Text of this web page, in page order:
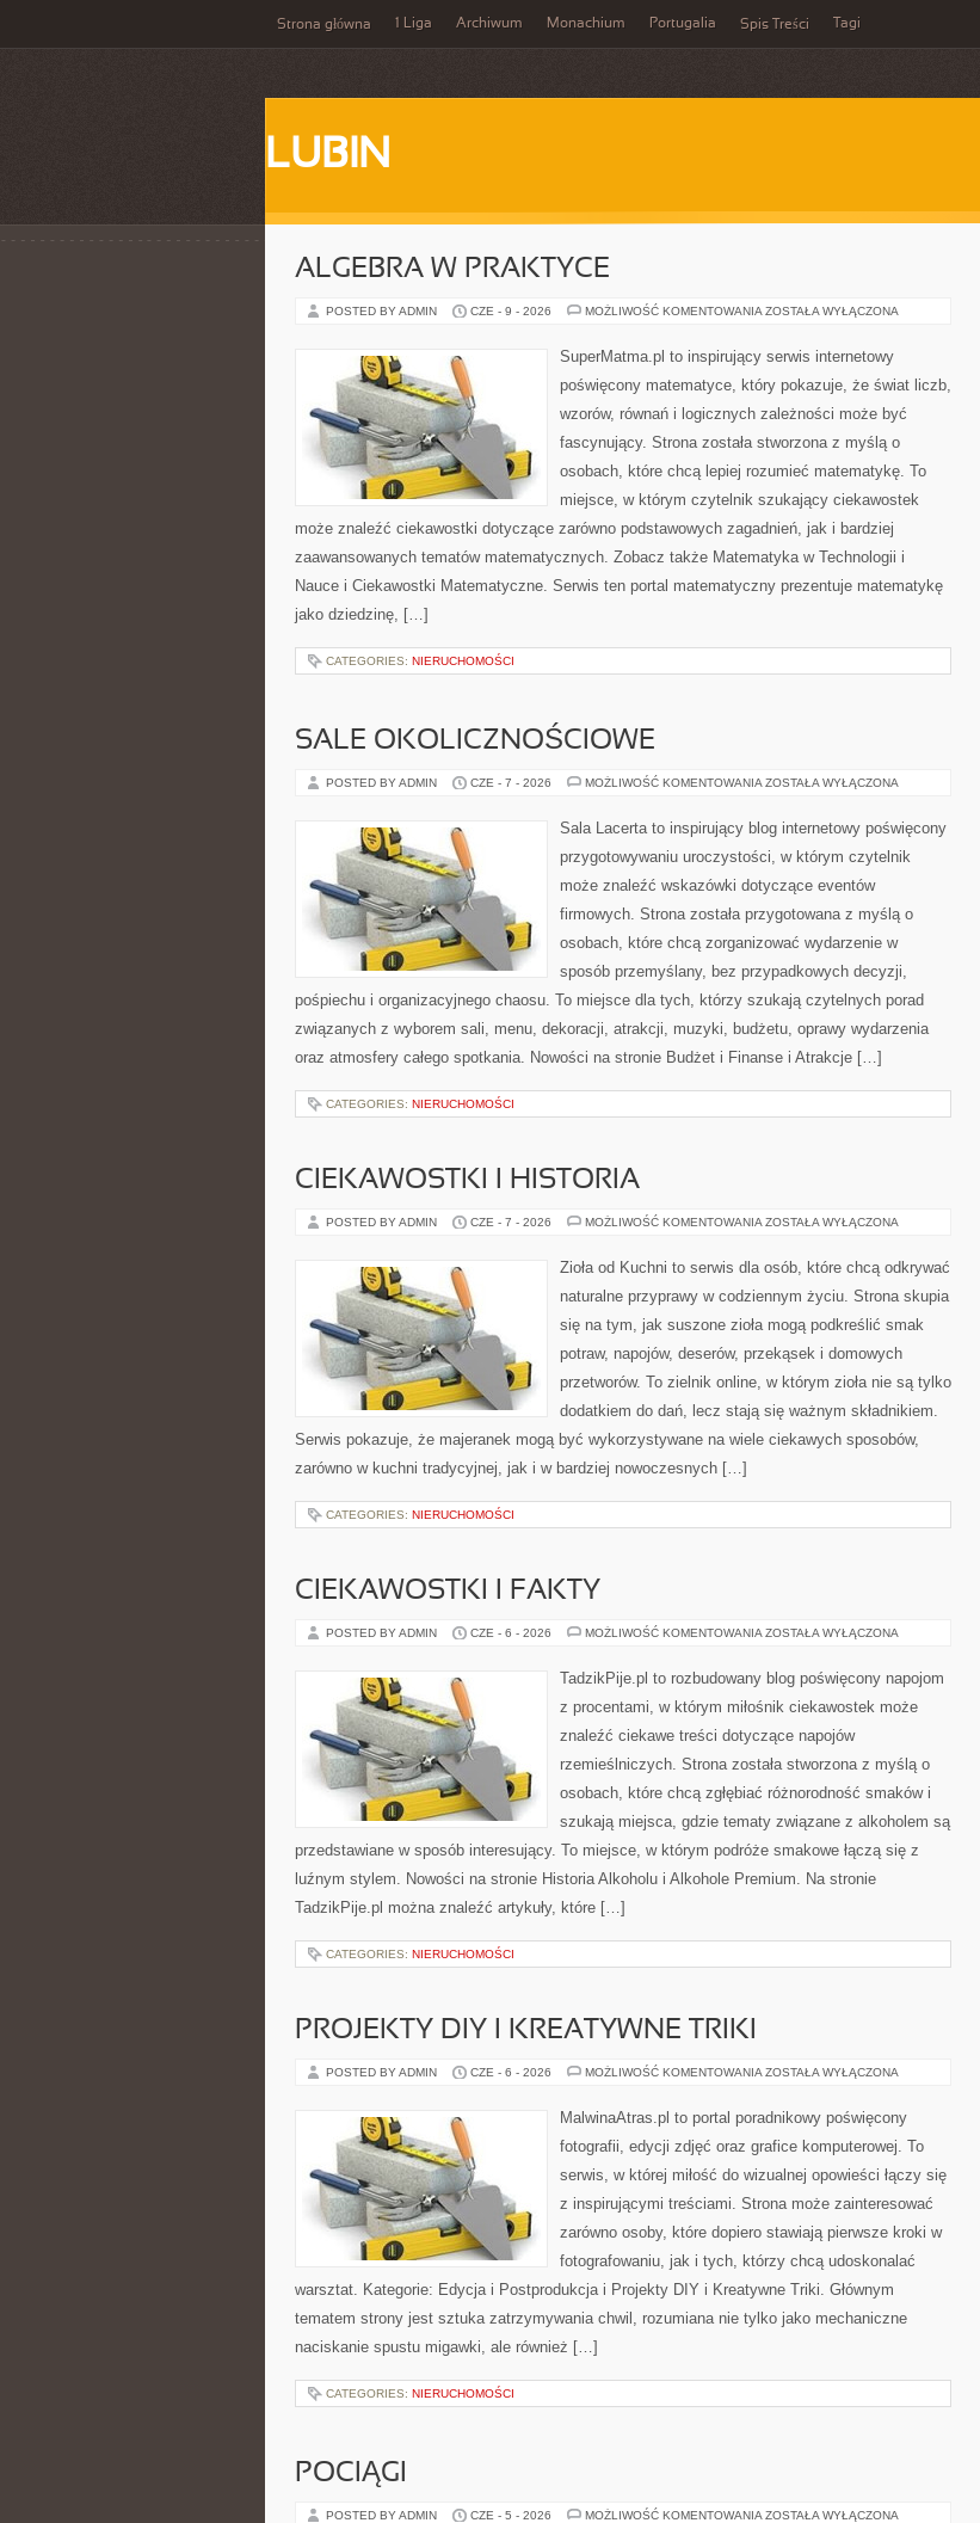
Strona główna 1 Liga Archiwum Monachium Portugalia Spis Treści Tagi
LUBIN
ALGEBRA W PRAKTYCE
POSTED BY ADMIN CZE - 9 - 2026 MOŻLIWOŚĆ KOMENTOWANIA ALGEBRA
ZOSTAŁA WYŁĄCZONA
SuperMatma.pl to inspirujący serwis internetowy
poświęcony matematyce, który pokazuje, że świat liczb,
wzorów, równań i logicznych zależności może być
fascynujący. Strona została stworzona z myślą o
osobach, które chcą lepiej rozumieć matematykę. To
miejsce, w którym czytelnik szukający ciekawostek
może znaleźć ciekawostki dotyczące zarówno podstawowych zagadnień, jak i bardziej
zaawansowanych tematów matematycznych. Zobacz także Matematyka w Technologii i
Nauce i Ciekawostki Matematyczne. Serwis ten portal matematyczny prezentuje matematykę
jako dziedzinę, […]
CATEGORIES: NIERUCHOMOŚCI
SALE OKOLICZNOŚCIOWE
POSTED BY ADMIN CZE - 7 - 2026 MOŻLIWOŚĆ KOMENTOWANIA SALE
ZOSTAŁA WYŁĄCZONA
Sala Lacerta to inspirujący blog internetowy poświęcony
przygotowywaniu uroczystości, w którym czytelnik
może znaleźć wskazówki dotyczące eventów
firmowych. Strona została przygotowana z myślą o
osobach, które chcą zorganizować wydarzenie w
sposób przemyślany, bez przypadkowych decyzji,
pośpiechu i organizacyjnego chaosu. To miejsce dla tych, którzy szukają czytelnych porad
związanych z wyborem sali, menu, dekoracji, atrakcji, muzyki, budżetu, oprawy wydarzenia
oraz atmosfery całego spotkania. Nowości na stronie Budżet i Finanse i Atrakcje […]
CATEGORIES: NIERUCHOMOŚCI
CIEKAWOSTKI I HISTORIA
POSTED BY ADMIN CZE - 7 - 2026 MOŻLIWOŚĆ KOMENTOWANIA CIEKAWOSTKI
ZOSTAŁA WYŁĄCZONA
Zioła od Kuchni to serwis dla osób, które chcą odkrywać
naturalne przyprawy w codziennym życiu. Strona skupia
się na tym, jak suszone zioła mogą podkreślić smak
potraw, napojów, deserów, przekąsek i domowych
przetworów. To zielnik online, w którym zioła nie są tylko
dodatkiem do dań, lecz stają się ważnym składnikiem.
Serwis pokazuje, że majeranek mogą być wykorzystywane na wiele ciekawych sposobów,
zarówno w kuchni tradycyjnej, jak i w bardziej nowoczesnych […]
CATEGORIES: NIERUCHOMOŚCI
CIEKAWOSTKI I FAKTY
POSTED BY ADMIN CZE - 6 - 2026 MOŻLIWOŚĆ KOMENTOWANIA CIEKAWOSTKI
ZOSTAŁA WYŁĄCZONA
TadzikPije.pl to rozbudowany blog poświęcony napojom
z procentami, w którym miłośnik ciekawostek może
znaleźć ciekawe treści dotyczące napojów
rzemieślniczych. Strona została stworzona z myślą o
osobach, które chcą zgłębiać różnorodność smaków i
szukają miejsca, gdzie tematy związane z alkoholem są
przedstawiane w sposób interesujący. To miejsce, w którym podróże smakowe łączą się z
luźnym stylem. Nowości na stronie Historia Alkoholu i Alkohole Premium. Na stronie
TadzikPije.pl można znaleźć artykuły, które […]
CATEGORIES: NIERUCHOMOŚCI
PROJEKTY DIY I KREATYWNE TRIKI
POSTED BY ADMIN CZE - 6 - 2026 MOŻLIWOŚĆ KOMENTOWANIA PROJEKTY
KREATYWNE
TRIKI
ZOSTAŁA WYŁĄCZONA
MalwinaAtras.pl to portal poradnikowy poświęcony
fotografii, edycji zdjęć oraz grafice komputerowej. To
serwis, w której miłość do wizualnej opowieści łączy się
z inspirującymi treściami. Strona może zainteresować
zarówno osoby, które dopiero stawiają pierwsze kroki w
fotografowaniu, jak i tych, którzy chcą udoskonalać
warsztat. Kategorie: Edycja i Postprodukcja i Projekty DIY i Kreatywne Triki. Głównym
tematem strony jest sztuka zatrzymywania chwil, rozumiana nie tylko jako mechaniczne
naciskanie spustu migawki, ale również […]
CATEGORIES: NIERUCHOMOŚCI
POCIĄGI
POSTED BY ADMIN CZE - 5 - 2026 MOŻLIWOŚĆ KOMENTOWANIA POCIĄGI
ZOSTAŁA WYŁĄCZONA